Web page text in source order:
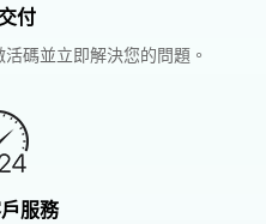
付
碼並立即解決您的問題。
服務